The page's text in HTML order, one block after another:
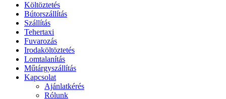
Költöztetés
Bútorszállítás
Szállítás
Tehertaxi
Fuvarozás
Irodaköltöztetés
Lomtalanítás
Műtárgyszállítás
Kapcsolat
Ajánlatkérés
Rólunk